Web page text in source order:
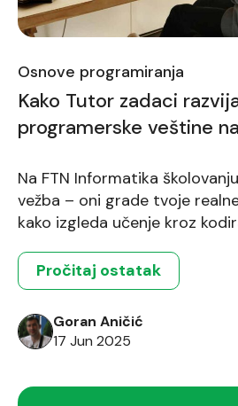
Osnove programiranja
Kako Tutor zadaci
programerske veštine
Na FTN Informatika
vežba – oni grade tvoje
kako izgleda učenje kroz
Pročitaj ostatak
Goran Aničić
17 Jun 2025